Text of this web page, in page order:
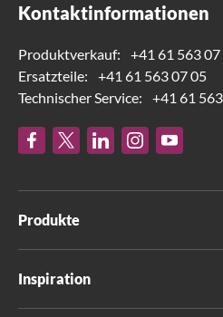
Kontaktinformationen
Produktverkauf:
+41 61 563 07
Ersatzteile:
+41 61 563 07 05
Technischer Service:
+41 61
Produkte
Inspiration